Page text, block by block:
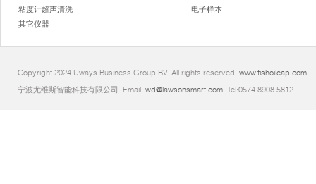
粘度计超声清洗
其它仪器
电子样本
Copyright 2024 Uways Business Group BV. All rights reserved. www.fishoilcap.com
宁波尤维斯智能科技有限公司. Email: wd@lawsonsmart.com. Tel:0574 8908 5812